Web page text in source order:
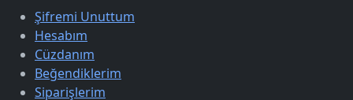
Şifremi Unuttum
Hesabım
Cüzdanım
Beğendiklerim
Siparişlerim